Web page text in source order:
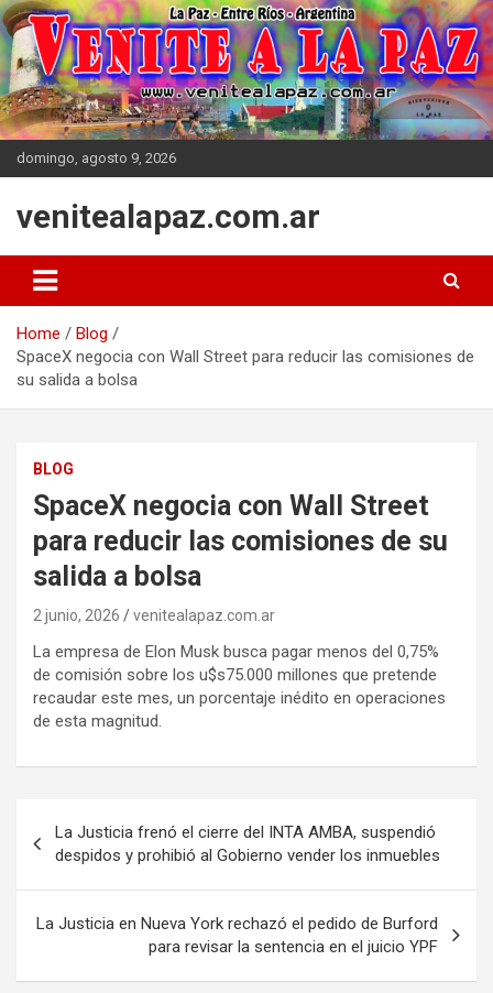
Skip
to
content
domingo, agosto 9, 2026
venitealapaz.com.ar
Home
Blog
SpaceX negocia con Wall Street para reducir las comisiones de
su salida a bolsa
BLOG
SpaceX negocia con Wall Street
para reducir las comisiones de su
salida a bolsa
2 junio, 2026 venitealapaz.com.ar
La empresa de Elon Musk busca pagar menos del 0,75%
de comisión sobre los u$s75.000 millones que pretende
recaudar este mes, un porcentaje inédito en operaciones
de esta magnitud.
de
entradas
La Justicia frenó el cierre del INTA AMBA, suspendió
despidos y prohibió al Gobierno vender los inmuebles
La Justicia en Nueva York rechazó el pedido de Burford
para revisar la sentencia en el juicio YPF